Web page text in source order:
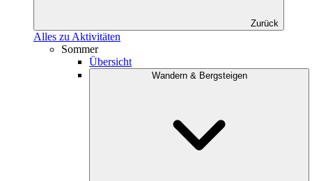
Zurück
Alles zu Aktivitäten
Sommer
Übersicht
Wandern & Bergsteigen